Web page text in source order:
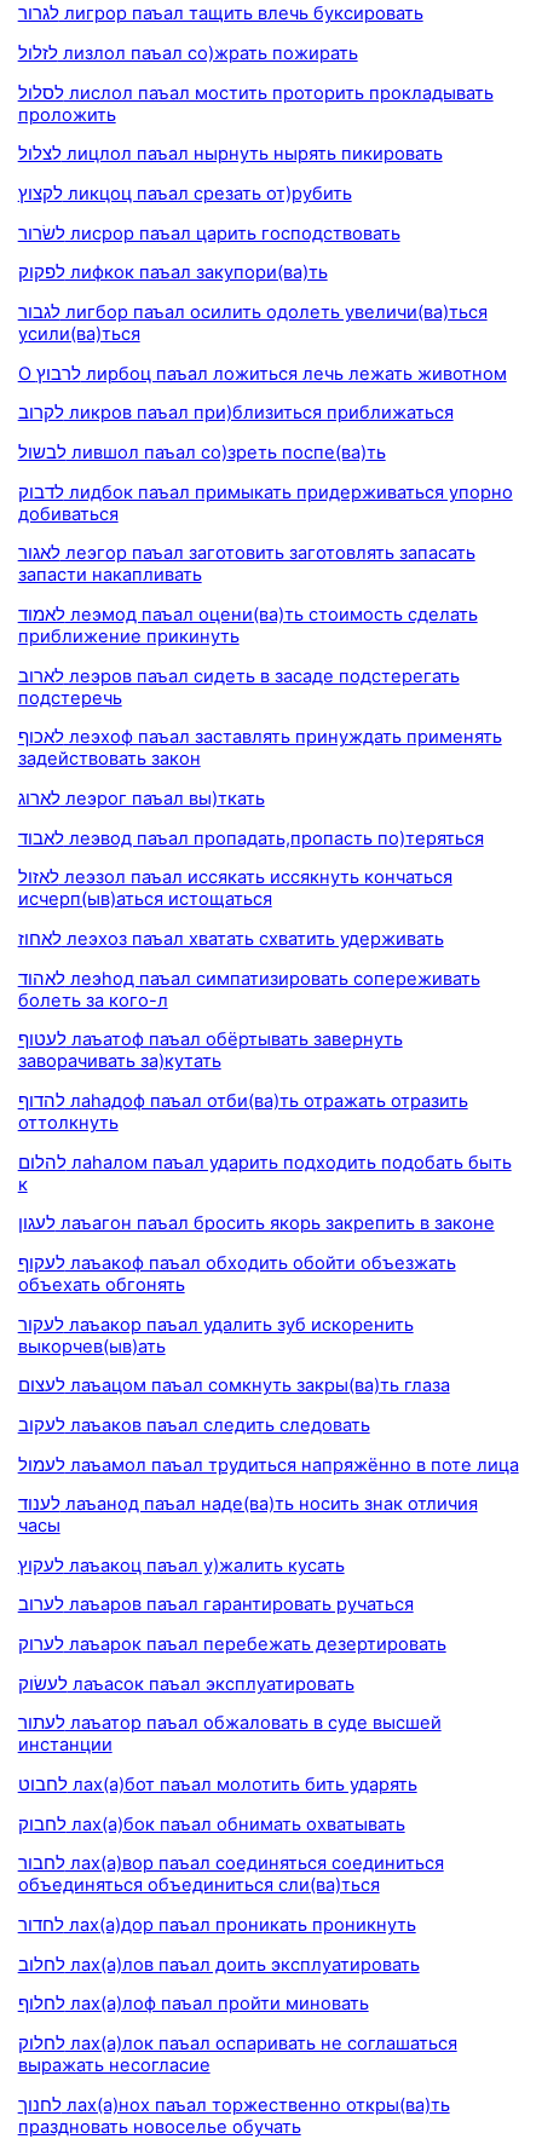
לגרור лигрор паъал тащить влечь буксировать
לזלול лизлол паъал со)жрать пожирать
לסלול лислол паъал мостить проторить прокладывать
проложить
לצלול лицлол паъал нырнуть нырять пикировать
לקצוץ ликцоц паъал срезать от)рубить
לשׂרור лисрор паъал царить господствовать
לפקוק лифкок паъал закупори(ва)ть
לגבור лигбор паъал осилить одолеть увеличи(ва)ться
усили(ва)ться
О לרבוץ лирбоц паъал ложиться лечь лежать животном
לקרוב ликров паъал при)близиться приближаться
לבשול лившол паъал со)зреть поспе(ва)ть
לדבוק лидбок паъал примыкать придерживаться упорно
добиваться
לאגור леэгор паъал заготовить заготовлять запасать
запасти накапливать
לאמוד леэмод паъал оцени(ва)ть стоимость сделать
приближение прикинуть
לארוב леэров паъал сидеть в засаде подстерегать
подстеречь
לאכוף леэхоф паъал заставлять принуждать применять
задействовать закон
לארוג леэрог паъал вы)ткать
לאבוד леэвод паъал пропадать,пропасть по)теряться
לאזול леэзол паъал иссякать иссякнуть кончаться
исчерп(ыв)аться истощаться
לאחוז леэхоз паъал хватать схватить удерживать
לאהוד леэhод паъал симпатизировать сопереживать
болеть за кого-л
לעטוף лаъатоф паъал обёртывать завернуть
заворачивать за)кутать
להדוף лаhадоф паъал отби(ва)ть отражать отразить
оттолкнуть
להלום лаhалом паъал ударить подходить подобать быть
к
לעגון лаъагон паъал бросить якорь закрепить в законе
לעקוף лаъакоф паъал обходить обойти объезжать
объехать обгонять
לעקור лаъакор паъал удалить зуб искоренить
выкорчев(ыв)ать
לעצום лаъацом паъал сомкнуть закры(ва)ть глаза
לעקוב лаъаков паъал следить следовать
לעמול лаъамол паъал трудиться напряжённо в поте лица
לענוד лаъанод паъал наде(ва)ть носить знак отличия
часы
לעקוץ лаъакоц паъал у)жалить кусать
לערוב лаъаров паъал гарантировать ручаться
לערוק лаъарок паъал перебежать дезертировать
לעשׂוק лаъасок паъал эксплуатировать
לעתור лаъатор паъал обжаловать в суде высшей
инстанции
לחבוט лах(а)бот паъал молотить бить ударять
לחבוק лах(а)бок паъал обнимать охватывать
לחבור лах(а)вор паъал соединяться соединиться
объединяться объединиться сли(ва)ться
לחדור лах(а)дор паъал проникать проникнуть
לחלוב лах(а)лов паъал доить эксплуатировать
לחלוף лах(а)лоф паъал пройти миновать
לחלוק лах(а)лок паъал оспаривать не соглашаться
выражать несогласие
לחנוך лах(а)нох паъал торжественно откры(ва)ть
праздновать новоселье обучать